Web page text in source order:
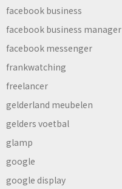
facebook business
facebook business manager
facebook messenger
frankwatching
freelancer
gelderland meubelen
gelders voetbal
glamp
google
google display